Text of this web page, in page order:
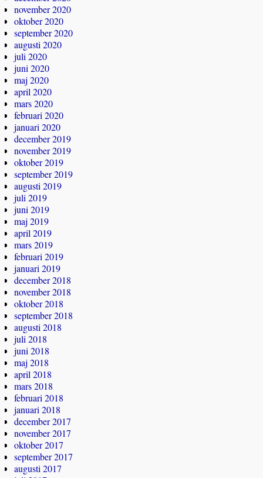
november 2020
oktober 2020
september 2020
augusti 2020
juli 2020
juni 2020
maj 2020
april 2020
mars 2020
februari 2020
januari 2020
december 2019
november 2019
oktober 2019
september 2019
augusti 2019
juli 2019
juni 2019
maj 2019
april 2019
mars 2019
februari 2019
januari 2019
december 2018
november 2018
oktober 2018
september 2018
augusti 2018
juli 2018
juni 2018
maj 2018
april 2018
mars 2018
februari 2018
januari 2018
december 2017
november 2017
oktober 2017
september 2017
augusti 2017